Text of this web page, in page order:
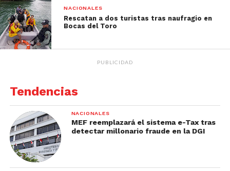
NACIONALES
Rescatan a dos turistas tras naufragio en
Bocas del Toro
PUBLICIDAD
Tendencias
NACIONALES
MEF reemplazará el sistema e-Tax tras
detectar millonario fraude en la DGI